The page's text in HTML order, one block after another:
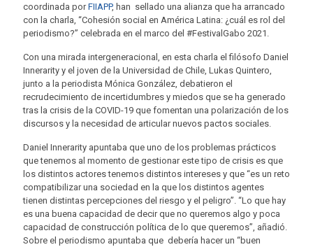
coordinada porFIIAPP, han sellado una alianza que ha arrancado
con la charla, “Cohesión social en América Latina: ¿cuál es rol del
periodismo?” celebrada en el marco del #FestivalGabo 2021.
Con una mirada intergeneracional, en esta charla el filósofo Daniel
Innerarity y el joven de la Universidad de Chile, Lukas Quintero,
junto a la periodista Mónica González, debatieron el
recrudecimiento de incertidumbres y miedos que se ha generado
tras la crisis de la COVID-19 que fomentan una polarización de los
discursos y la necesidad de articular nuevos pactos sociales.
Daniel Innerarity apuntaba que uno de los problemas prácticos
que tenemos al momento de gestionar este tipo de crisis es que
los distintos actores tenemos distintos intereses y que “es un reto
compatibilizar una sociedad en la que los distintos agentes
tienen distintas percepciones del riesgo y el peligro”. “Lo que hay
es una buena capacidad de decir que no queremos algo y poca
capacidad de construcción política de lo que queremos”, añadió.
Sobre el periodismo apuntaba que debería hacer un “buen